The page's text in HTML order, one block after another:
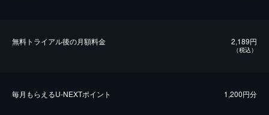
無料トライアル後の⽉額料金 2,189円
（税込）
毎⽉もらえるU-NEXTポイント 1,200円分